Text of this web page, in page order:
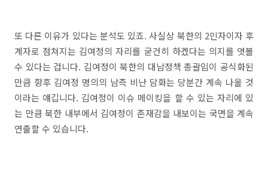
또 다른 이유가 있다는 분석도 있죠. 사실상 북한의 2인자이자 후
계자로 점쳐지는 김여정의 자리를 굳건히 하겠다는 의지를 엿볼
수 있다는 겁니다. 김여정이 북한의 대남정책 총괄임이 공식화된
만큼 향후 김여정 명의의 남측 비난 담화는 당분간 계속 나올 것
이라는 얘깁니다. 김여정이 이슈 메이킹을 할 수 있는 자리에 있
는 만큼 북한 내부에서 김여정이 존재감을 내보이는 국면을 계속
연출할 수 있습니다.